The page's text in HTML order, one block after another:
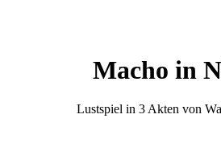
Macho in
Lustspiel in 3 Akten von